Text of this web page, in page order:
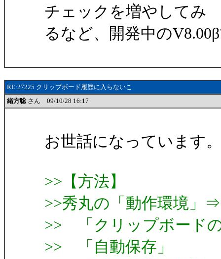
チェックを増やしてみ
るなど、開発中の
RE:27225 クリップボード履歴に入らないこ
緒方聡 さん 09/10/28 16:17
お世話になっています
>>【方法】
>>秀丸の「動作環境」
>> 「クリップボード
>> 「自動保存」